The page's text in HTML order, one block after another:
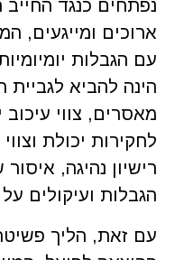
נפתחים כנגד החייב
ארוכים ומייגעים,
עם הגבלות
הינה להביא לגביית
מאסרים, צווי עיכוב
לחקירות יכולת
רישיון נהיגה,
הגבלות ועיקולים
עם זאת, הליך